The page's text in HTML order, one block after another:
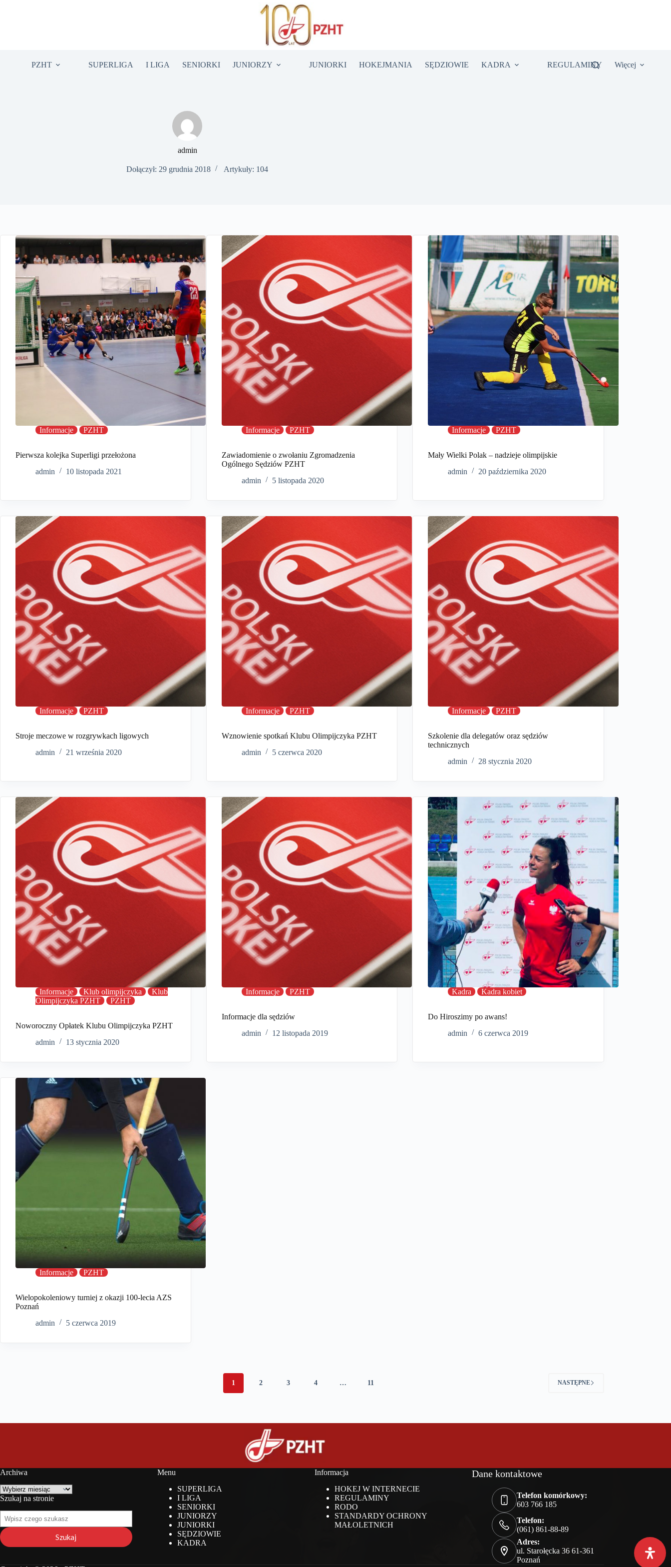
PZHT SUPERLIGA I LIGA SENIORKI JUNIORZY JUNIORKI HOKEJMANIA SĘDZIOWIE KADRA REGULAMINY Więcej
admin
Dołączył: 29 grudnia 2018 Artykuły: 104
Informacje PZHT
Pierwsza kolejka Superligi przełożona
admin
10 listopada 2021
Informacje PZHT
Zawiadomienie o zwołaniu Zgromadzenia
Ogólnego Sędziów PZHT
admin
5 listopada 2020
Informacje PZHT
Mały Wielki Polak – nadzieje olimpijskie
admin
20 października 2020
Informacje PZHT
Stroje meczowe w rozgrywkach ligowych
admin
21 września 2020
Informacje PZHT
Wznowienie spotkań Klubu Olimpijczyka PZHT
admin
5 czerwca 2020
Informacje PZHT
Szkolenie dla delegatów oraz sędziów
technicznych
admin
28 stycznia 2020
Informacje Klub olimpijczyka
Klub
Olimpijczyka PZHT
PZHT
Noworoczny Opłatek Klubu Olimpijczyka PZHT
admin
13 stycznia 2020
Informacje PZHT
Informacje dla sędziów
admin
12 listopada 2019
Kadra Kadra kobiet
Do Hiroszimy po awans!
admin
6 czerwca 2019
Informacje PZHT
Wielopokoleniowy turniej z okazji 100-lecia AZS
Poznań
admin
5 czerwca 2019
1 2 3 4 … 11 NASTĘPNE
Archiwa
Archiwa
Szukaj na stronie
Szukaj
na
stronie
Szukaj
Menu
SUPERLIGA
I LIGA
SENIORKI
JUNIORZY
JUNIORKI
SĘDZIOWIE
KADRA
Informacja
HOKEJ W INTERNECIE
REGULAMINY
RODO
STANDARDY OCHRONY
MAŁOLETNICH
Dane kontaktowe
Telefon komórkowy:
603 766 185
Telefon:
(061) 861-88-89
Adres:
ul. Starołęcka 36 61-361
Poznań